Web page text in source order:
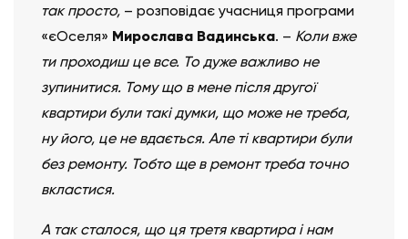
так просто, – розповідає учасниця програми
«єОселя» Мирослава Вадинська. – Коли вже
ти проходиш це все. То дуже важливо не
зупинитися. Тому що в мене після другої
квартири були такі думки, що може не треба,
ну його, це не вдається. Але ті квартири були
без ремонту. Тобто ще в ремонт треба точно
вкластися.
А так сталося, що ця третя квартира і нам